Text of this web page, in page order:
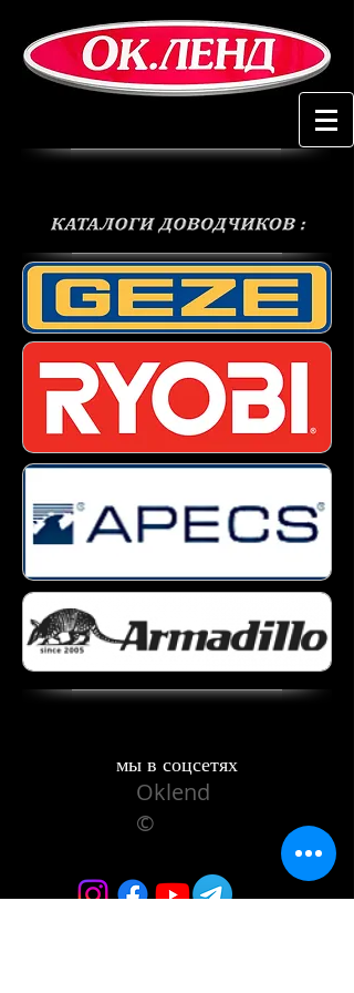
мы в соцсетях
Oklend
©